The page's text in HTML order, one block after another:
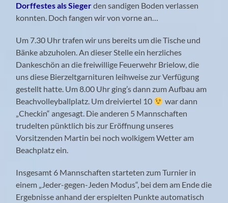
Dorffestes als Siegerden sandigen Boden verlassen
konnten. Doch fangen wir von vorne an…
Um 7.30 Uhr trafen wir uns bereits um die Tische und
Bänke abzuholen. An dieser Stelle ein herzliches
Dankeschön an die freiwillige Feuerwehr Brielow, die
uns diese Bierzeltgarnituren leihweise zur Verfügung
gestellt hatte. Um 8.00 Uhr ging’s dann zum Aufbau am
Beachvolleyballplatz. Um dreiviertel 10
war dann
„Checkin“ angesagt. Die anderen 5 Mannschaften
trudelten pünktlich bis zur Eröffnung unseres
Vorsitzenden Martin bei noch wolkigem Wetter am
Beachplatz ein.
Insgesamt 6 Mannschaften starteten zum Turnier in
einem „Jeder-gegen-Jeden Modus“, bei dem am Ende die
Ergebnisse anhand der erspielten Punkte automatisch